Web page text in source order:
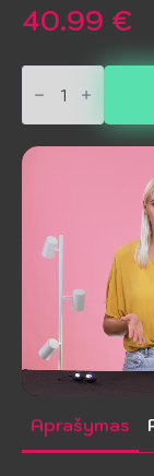
40.99 €
produkto
kiekis:
PRETTY
LOVE
CASPER
Aprašymas